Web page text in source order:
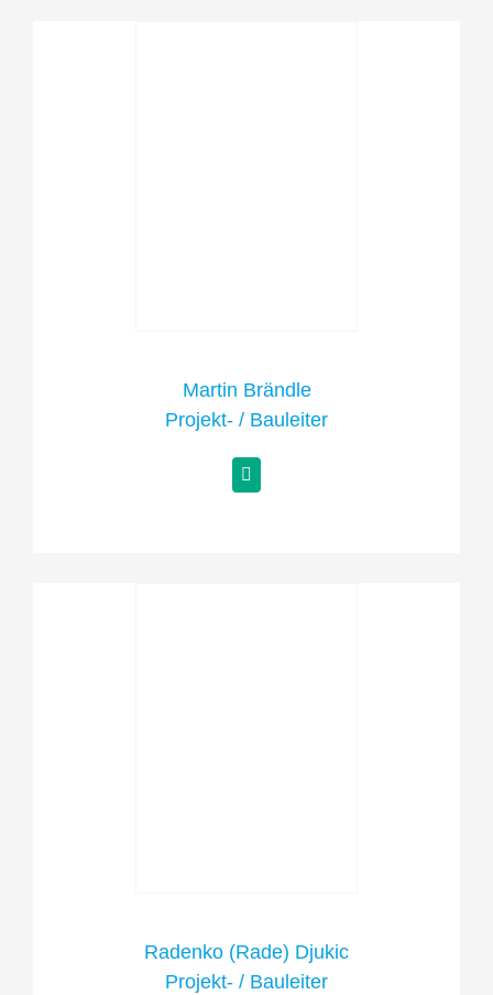
Martin Brändle
Projekt- / Bauleiter
Radenko (Rade) Djukic
Projekt- / Bauleiter